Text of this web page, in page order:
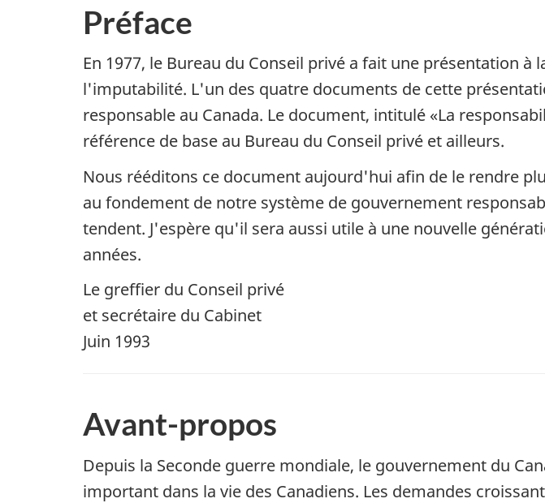
Préface
En 1977, le Bureau du Conseil privé a fait une présentation
l'imputabilité. L'un des quatre documents de cette
responsable au Canada. Le document, intitulé «La
référence de base au Bureau du Conseil privé et ailleurs.
Nous rééditons ce document aujourd'hui afin de le rendre
au fondement de notre système de gouvernement
tendent. J'espère qu'il sera aussi utile à une nouvelle
années.
Le greffier du Conseil privé
et secrétaire du Cabinet
Juin 1993
Avant-propos
Depuis la Seconde guerre mondiale, le gouvernement du
important dans la vie des Canadiens. Les demandes